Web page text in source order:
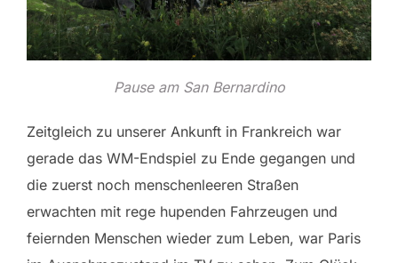
Pause am San Bernardino
Zeitgleich zu unserer Ankunft in Frankreich war
gerade das WM-Endspiel zu Ende gegangen und
die zuerst noch menschenleeren Straßen
erwachten mit rege hupenden Fahrzeugen und
feiernden Menschen wieder zum Leben, war Paris